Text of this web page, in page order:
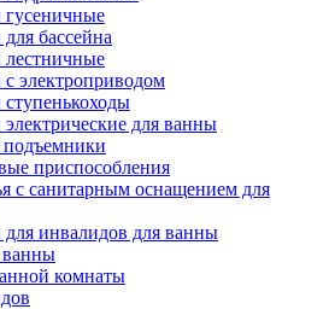
бассейна
электроприводом
для ванны
приспособления
с санитарным оснащением для
инвалидов для ванны
ванны
комнаты